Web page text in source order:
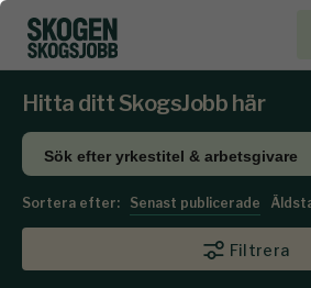
Hitta ditt SkogsJobb här
Sortera efter: Senast publicerade
Filtrera